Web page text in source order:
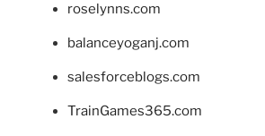
roselynns.com
balanceyoganj.com
salesforceblogs.com
TrainGames365.com